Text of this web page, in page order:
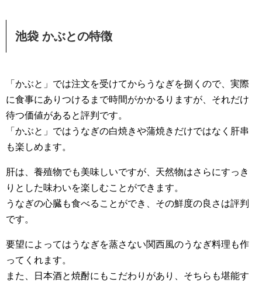
池袋 かぶとの特徴
「かぶと」では注文を受けてからうなぎを捌くので、実際
に食事にありつけるまで時間がかかるりますが、それだけ
待つ価値があると評判です。
「かぶと」ではうなぎの白焼きや蒲焼きだけではなく肝串
も楽しめます。
肝は、養殖物でも美味しいですが、天然物はさらにすっき
りとした味わいを楽しむことができます。
うなぎの心臓も食べることができ、その鮮度の良さは評判
です。
要望によってはうなぎを蒸さない関西風のうなぎ料理も作
ってくれます。
また、日本酒と焼酎にもこだわりがあり、そちらも堪能す